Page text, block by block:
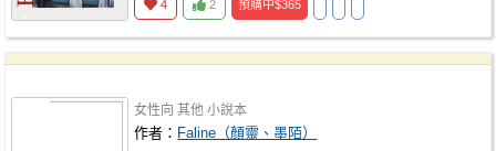
4 2 預購中$365
女性向 其他 小說本
作者： Faline（顏靈、墨陌）